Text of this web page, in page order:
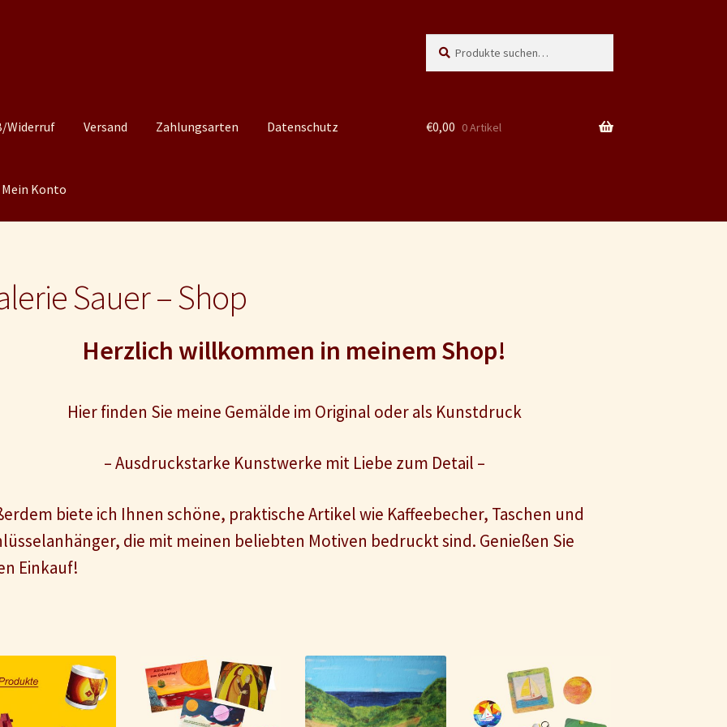
nach:
Widerruf Versand Zahlungsarten Datenschutz
Mein Konto
€0,00 0 Artikel
Sauer – Shop
Herzlich willkommen in meinem Shop!
Hier finden Sie meine Gemälde im Original oder als Kunstdruck
– Ausdruckstarke Kunstwerke mit Liebe zum Detail –
biete ich Ihnen schöne, praktische Artikel wie Kaffeebecher, Taschen und
die mit meinen beliebten Motiven bedruckt sind. Genießen Sie
Einkauf!